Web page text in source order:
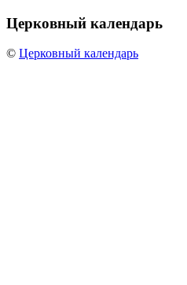
Церковный календарь
© Церковный календарь